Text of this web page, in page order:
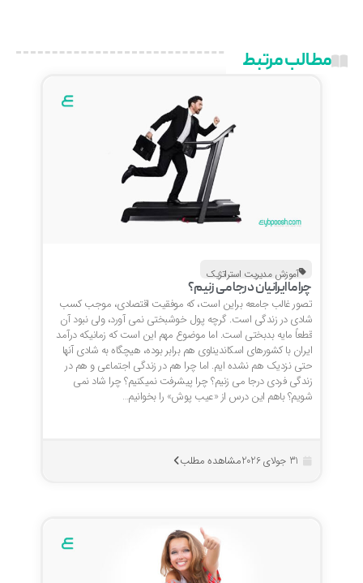
مطالب مرتبط
آموزش مدیریت استراتژیک
چرا ما ایرانیان درجا می زنیم؟
تصور غالب جامعه براین است، که موفقیت اقتصادی، موجب کسب
شادی در زندگی است. گرچه پول خوشبختی نمی آورد، ولی نبود آن
قطعاً مایه بدبختی است. اما موضوع مهم این است که زمانیکه درآمد
ایران با کشورهای اسکاندیناوی هم برابر بوده، هیچگاه به شادی آنها
حتی نزدیک هم نشده ایم. اما چرا هم در زندگی اجتماعی و هم در
زندگی فردی درجا می زنیم؟ چرا پیشرفت نمیکنیم؟ چرا شاد نمی
شویم؟ باهم این درس از «عیب پوش» را بخوانیم…
مشاهده مطلب